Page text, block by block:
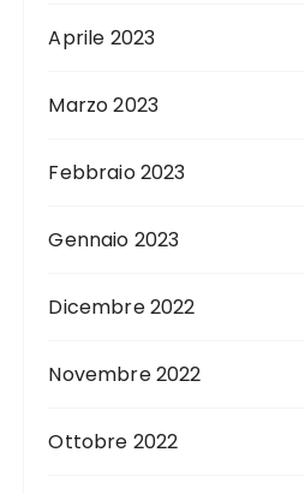
Aprile 2023
Marzo 2023
Febbraio 2023
Gennaio 2023
Dicembre 2022
Novembre 2022
Ottobre 2022